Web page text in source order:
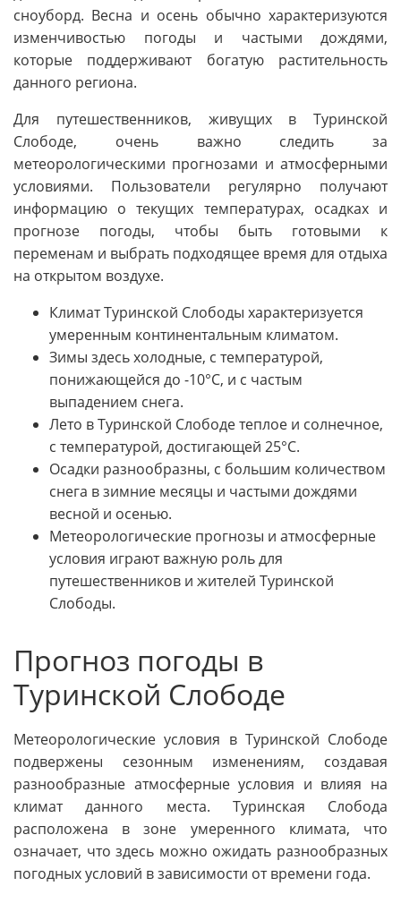
сноуборд. Весна и осень обычно характеризуются
изменчивостью погоды и частыми дождями,
которые поддерживают богатую растительность
данного региона.
Для путешественников, живущих в Туринской
Слободе, очень важно следить за
метеорологическими прогнозами и атмосферными
условиями. Пользователи регулярно получают
информацию о текущих температурах, осадках и
прогнозе погоды, чтобы быть готовыми к
переменам и выбрать подходящее время для отдыха
на открытом воздухе.
Климат Туринской Слободы характеризуется
умеренным континентальным климатом.
Зимы здесь холодные, с температурой,
понижающейся до -10°C, и с частым
выпадением снега.
Лето в Туринской Слободе теплое и солнечное,
с температурой, достигающей 25°C.
Осадки разнообразны, с большим количеством
снега в зимние месяцы и частыми дождями
весной и осенью.
Метеорологические прогнозы и атмосферные
условия играют важную роль для
путешественников и жителей Туринской
Слободы.
Прогноз погоды в
Туринской Слободе
Метеорологические условия в Туринской Слободе
подвержены сезонным изменениям, создавая
разнообразные атмосферные условия и влияя на
климат данного места. Туринская Слобода
расположена в зоне умеренного климата, что
означает, что здесь можно ожидать разнообразных
погодных условий в зависимости от времени года.